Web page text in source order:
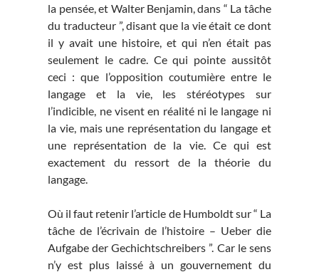
la pensée, et Walter Benjamin, dans “ La tâche
du traducteur ”, disant que la vie était ce dont
il y avait une histoire, et qui n’en était pas
seulement le cadre. Ce qui pointe aussitôt
ceci : que l’opposition coutumière entre le
langage et la vie, les stéréotypes sur
l’indicible, ne visent en réalité ni le langage ni
la vie, mais une représentation du langage et
une représentation de la vie. Ce qui est
exactement du ressort de la théorie du
langage.
Où il faut retenir l’article de Humboldt sur “ La
tâche de l’écrivain de l’histoire – Ueber die
Aufgabe der Gechichtschreibers ”. Car le sens
n’y est plus laissé à un gouvernement du